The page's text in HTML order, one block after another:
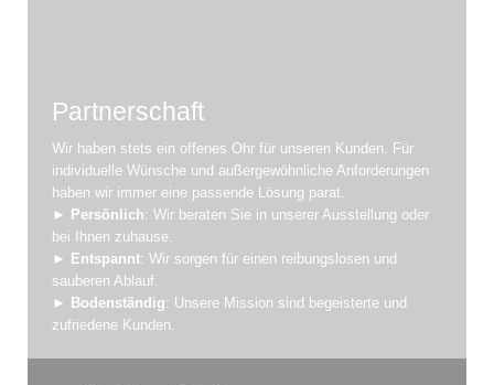
Partnerschaft
Wir haben stets ein offenes Ohr für unseren Kunden. Für
individuelle Wünsche und außergewöhnliche Anforderungen
haben wir immer eine passende Lösung parat.
►
Persönlich: Wir beraten Sie in unserer Ausstellung oder
bei Ihnen zuhause.
►
Entspannt: Wir sorgen für einen reibungslosen und
sauberen Ablauf.
►
Bodenständig: Unsere Mission sind begeisterte und
zufriedene Kunden.